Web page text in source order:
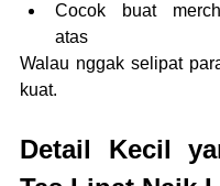
Cocok buat
atas
Walau nggak selipat
kuat.
Detail Kecil